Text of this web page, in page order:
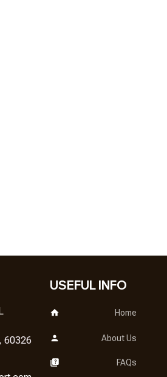
60326
USEFUL INFO
Home
About Us
FAQs